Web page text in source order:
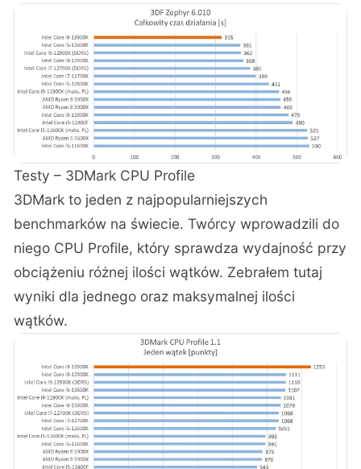
Testy – 3DMark CPU Profile
3DMark to jeden z najpopularniejszych
benchmarków na świecie. Twórcy wprowadzili do
niego CPU Profile, który sprawdza wydajność przy
obciążeniu różnej ilości wątków. Zebrałem tutaj
wyniki dla jednego oraz maksymalnej ilości
wątków.